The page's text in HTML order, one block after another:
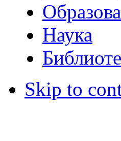
Наука
Skip to